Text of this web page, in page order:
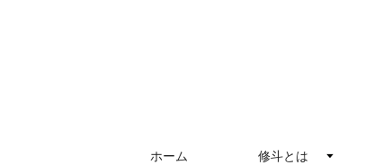
ホーム 修斗とは